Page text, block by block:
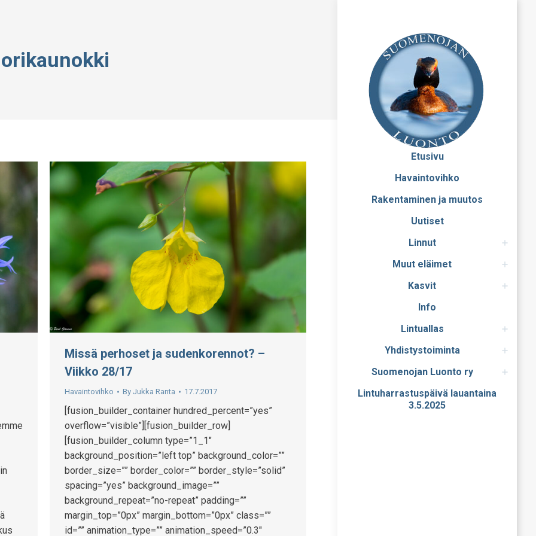
Etusivu
Havaintovihko
Rakentaminen ja muutos
Uutiset
Linnut
Muut eläimet
Kasvit
Info
Lintuallas
Yhdistystoiminta
Suomenojan Luonto ry
Lintuharrastuspäivä lauantaina
3.5.2025
Missä perhoset ja sudenkorennot? –
Viikko 28/17
Havaintovihko By Jukka Ranta 17.7.2017
[fusion_builder_container hundred_percent=”yes”
overflow=”visible”][fusion_builder_row]
[fusion_builder_column type=”1_1″
background_position=”left top” background_color=””
border_size=”” border_color=”” border_style=”solid”
spacing=”yes” background_image=””
background_repeat=”no-repeat” padding=””
margin_top=”0px” margin_bottom=”0px” class=””
id=”” animation_type=”” animation_speed=”0.3″